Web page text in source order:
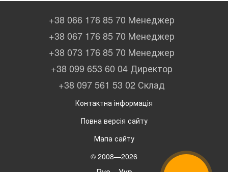
+38 066 176 85 70 Менеджер
+38 067 176 85 70 Менеджер
+38 073 176 85 70 Менеджер
+38 099 653 60 04 Директор
+38 097 561 53 02 Склад
Контактна інформація
Повна версія сайту
Мапа сайту
© 2008—2026